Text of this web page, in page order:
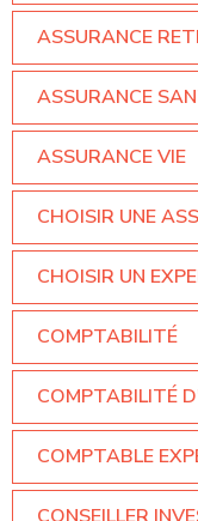
ASSURANCE
ASSURANCE
ASSURANCE VIE
CHOISIR UNE
CHOISIR UN
COMPTABILITÉ
COMPTABILITÉ
COMPTABLE